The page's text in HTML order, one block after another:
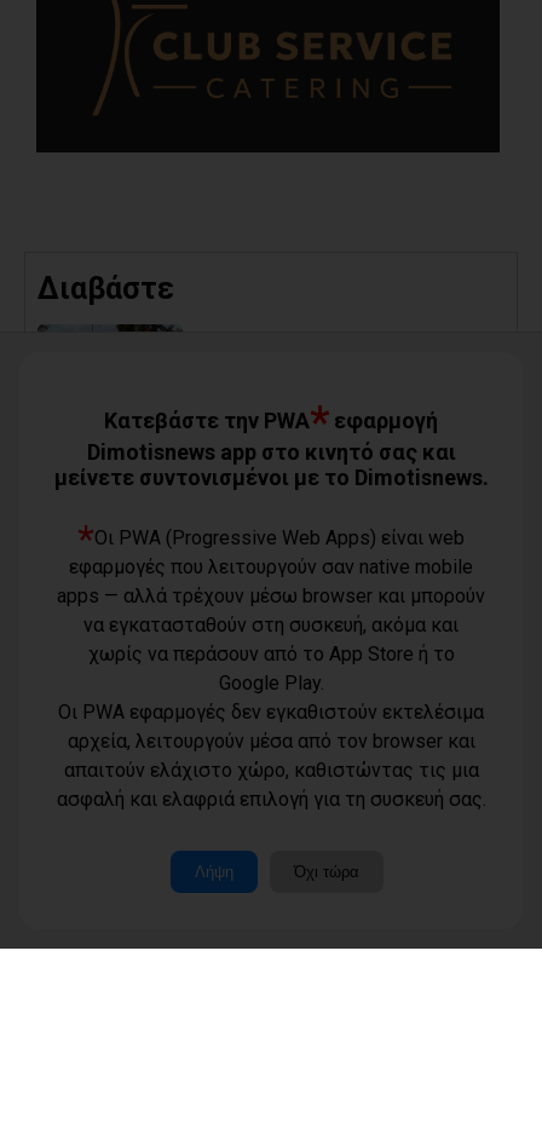
Διαβάστε
Όροι χρήσης
Πολιτική
Μέλη
Τηλέφωνο
Κατεβάστε την PWA* εφαρμογή
Dimotisnews app στο κινητό σας και
μείνετε συντονισμένοι με το Dimotisnews.
*Οι PWA (Progressive Web Apps) είναι web
εφαρμογές που λειτουργούν σαν native mobile
apps — αλλά τρέχουν μέσω browser και μπορούν
να εγκατασταθούν στη συσκευή, ακόμα και
χωρίς να περάσουν από το App Store ή το
Google Play.
Οι PWA εφαρμογές δεν εγκαθιστούν εκτελέσιμα
αρχεία, λειτουργούν μέσα από τον browser και
απαιτούν ελάχιστο χώρο, καθιστώντας τις μια
ασφαλή και ελαφριά επιλογή για τη συσκευή σας.
Λήψη Όχι τώρα